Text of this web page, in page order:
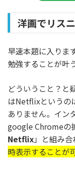
洋画でリス
早速本題に入りま
勉強することが叶
どういうこと？と
はNetflixというの
ありません。イン
google Chromeの
Netflix」と組み
時表示することが